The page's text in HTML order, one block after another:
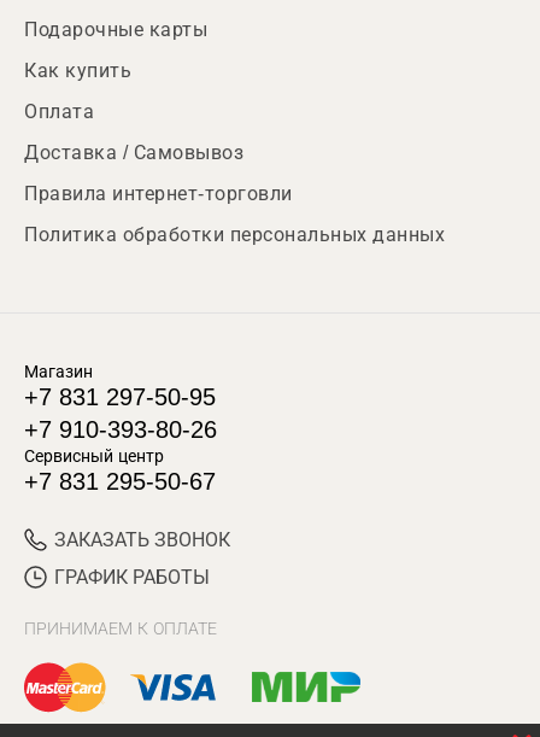
Подарочные карты
Как купить
Оплата
Доставка / Самовывоз
Правила интернет-торговли
Политика обработки персональных данных
Магазин
+7 831 297-50-95
+7 910-393-80-26
Сервисный центр
+7 831 295-50-67
ЗАКАЗАТЬ ЗВОНОК
ГРАФИК РАБОТЫ
ПРИНИМАЕМ К ОПЛАТЕ